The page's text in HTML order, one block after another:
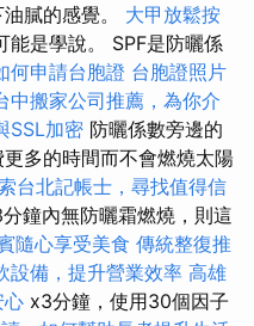
膩的感覺。 大甲放鬆按
能是學說。 SPF是防曬係
何申請台胞證 台胞證照片
中搬家公司推薦，為你介
SSL加密 防曬係數旁邊的
多的時間而不會燃燒太陽
台北記帳士，尋找值得信
鐘內無防曬霜燃燒，則這
隨心享受美食 傳統整復推
設備，提升營業效率 高雄
心 x3分鐘，使用30個因子